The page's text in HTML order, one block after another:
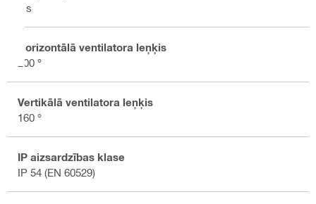
3 s
Horizontālā ventilatora leņķis
200 °
Vertikālā ventilatora leņķis
160 °
IP aizsardzības klase
IP 54 (EN 60529)